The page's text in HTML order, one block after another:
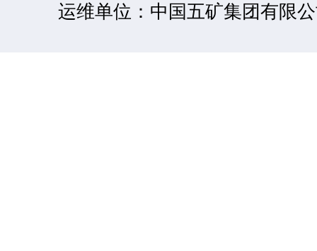
运维单位：中国五矿集团有限